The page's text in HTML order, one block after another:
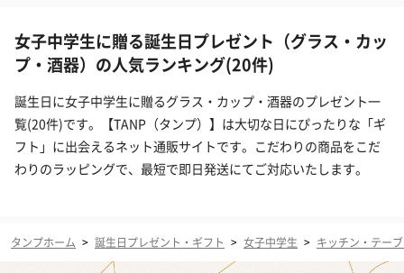
女子中学生に贈る誕生日プレゼント（グラス・カッ
プ・酒器）の人気ランキング(20件)
誕生日に女子中学生に贈るグラス・カップ・酒器のプレゼント一
覧(20件)です。【TANP（タンプ）】は大切な日にぴったりな「ギ
フト」に出会えるネット通販サイトです。こだわりの商品をこだ
わりのラッピングで、最短で即日発送にてご対応いたします。
タンプホーム > 誕生日プレゼント・ギフト > 女子中学生 > キッチン・テー